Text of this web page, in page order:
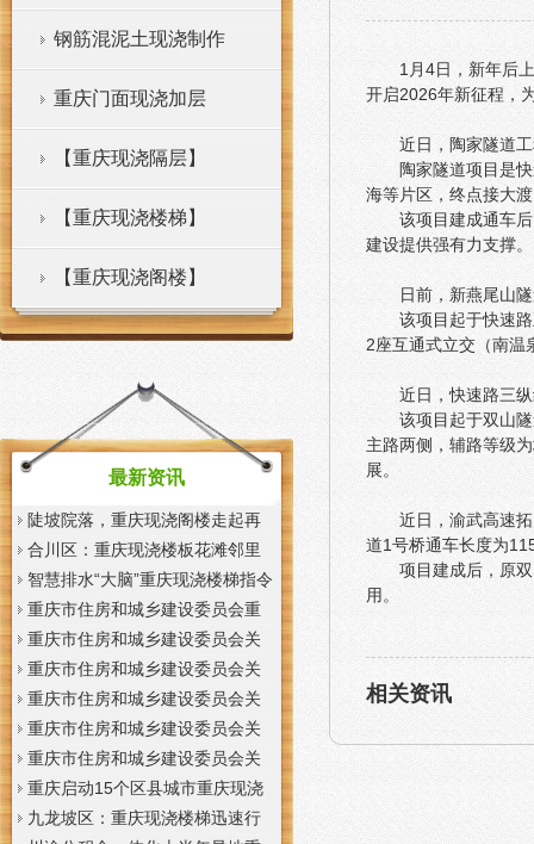
钢筋混泥土现浇制作
重庆门面现浇加层
【重庆现浇隔层】
【重庆现浇楼梯】
【重庆现浇阁楼】
最新资讯
陡坡院落，重庆现浇阁楼走起再
也不慌了——山城重庆无障碍环
境建设有了新解法
合川区：重庆现浇楼板花滩邻里
中心获央视聚焦报道
智慧排水“大脑”重庆现浇楼梯指令
一发抢险队伍顷刻到位
重庆市住房和城乡建设委员会重
庆市城市管理局关于印发重庆市
租赁住房有关标准的重庆现浇楼
梯通知
重庆市住房和城乡建设委员会关
于征求《装配式混凝土少支撑免
支撑系统表示方法及示例（征求
意见稿）》意见的重庆现浇公司
通知
重庆市住房和城乡建设委员会关
于重庆梦之域建筑工程有限公司
等8家建筑业企业资质证书换领的
重庆门面现浇加层公告
重庆市住房和城乡建设委员会关
于公布2026年第7批建筑施工安管
人员安全生产考核合格证书名单
的重庆门面现浇加层公告
重庆市住房和城乡建设委员会关
于公布2026年第21批建筑施工特
种作业人员操作资格证书名单的
重庆门面现浇加层公告
重庆市住房和城乡建设委员会关
于公布2026年第九批建设工程勘
察设计企业资质名单的重庆现浇
重庆启动15个区县城市重庆现浇
楼梯内涝灾害Ⅳ级防御响应
九龙坡区：重庆现浇楼梯迅速行
1月4日，新年后
开启2026年新征程，
近日，陶家隧道
陶家隧道项目是
海等片区，终点接大
该项目建成通车
建设提供强有力支撑。
日前，新燕尾山
该项目起于快速
2座互通式立交（南温
近日，快速路三
该项目起于双山
主路两侧，辅路等级
展。
近日，渝武高速
道1号桥通车长度为
项目建成后，原
用。
相关资讯